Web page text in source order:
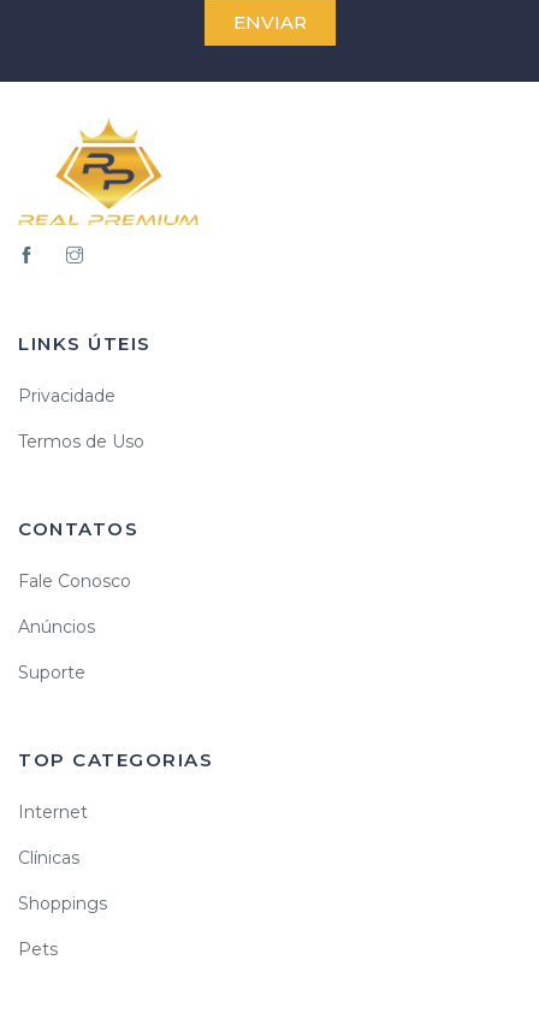
ENVIAR
LINKS ÚTEIS
Privacidade
Termos de Uso
CONTATOS
Fale Conosco
Anúncios
Suporte
TOP CATEGORIAS
Internet
Clínicas
Shoppings
Pets